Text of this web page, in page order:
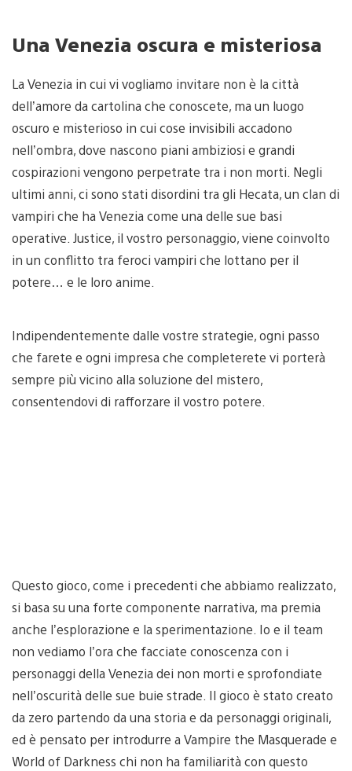
Una Venezia oscura e misteriosa
La Venezia in cui vi vogliamo invitare non è la città
dell’amore da cartolina che conoscete, ma un luogo
oscuro e misterioso in cui cose invisibili accadono
nell’ombra, dove nascono piani ambiziosi e grandi
cospirazioni vengono perpetrate tra i non morti. Negli
ultimi anni, ci sono stati disordini tra gli Hecata, un clan di
vampiri che ha Venezia come una delle sue basi
operative. Justice, il vostro personaggio, viene coinvolto
in un conflitto tra feroci vampiri che lottano per il
potere… e le loro anime.
Indipendentemente dalle vostre strategie, ogni passo
che farete e ogni impresa che completerete vi porterà
sempre più vicino alla soluzione del mistero,
consentendovi di rafforzare il vostro potere.
Questo gioco, come i precedenti che abbiamo realizzato,
si basa su una forte componente narrativa, ma premia
anche l’esplorazione e la sperimentazione. Io e il team
non vediamo l’ora che facciate conoscenza con i
personaggi della Venezia dei non morti e sprofondiate
nell’oscurità delle sue buie strade. Il gioco è stato creato
da zero partendo da una storia e da personaggi originali,
ed è pensato per introdurre a Vampire the Masquerade e
World of Darkness chi non ha familiarità con questo